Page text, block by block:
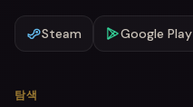
Steam Google Play
탐색